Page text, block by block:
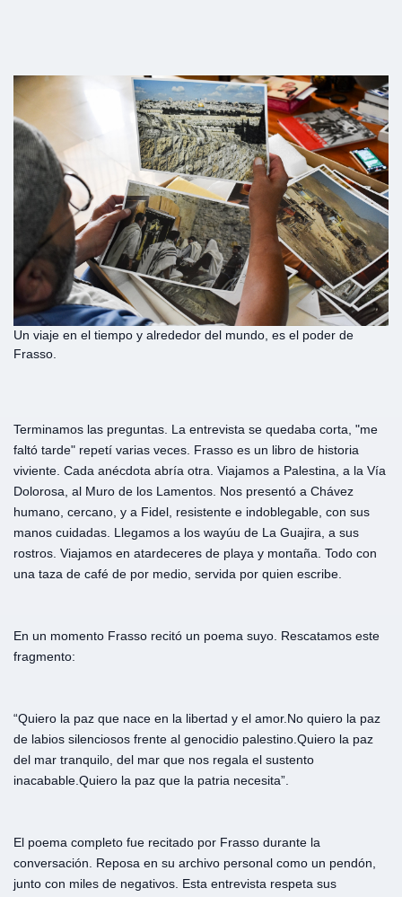
Un viaje en el tiempo y alrededor del mundo, es el poder de
Frasso.
Terminamos las preguntas. La entrevista se quedaba corta, "me
faltó tarde" repetí varias veces. Frasso es un libro de historia
viviente. Cada anécdota abría otra. Viajamos a Palestina, a la Vía
Dolorosa, al Muro de los Lamentos. Nos presentó a Chávez
humano, cercano, y a Fidel, resistente e indoblegable, con sus
manos cuidadas. Llegamos a los wayúu de La Guajira, a sus
rostros. Viajamos en atardeceres de playa y montaña. Todo con
una taza de café de por medio, servida por quien escribe.
En un momento Frasso recitó un poema suyo. Rescatamos este
fragmento:
“Quiero la paz que nace en la libertad y el amor. No quiero la paz
de labios silenciosos frente al genocidio palestino. Quiero la paz
del mar tranquilo, del mar que nos regala el sustento
inacabable. Quiero la paz que la patria necesita”.
El poema completo fue recitado por Frasso durante la
conversación. Reposa en su archivo personal como un pendón,
junto con miles de negativos. Esta entrevista respeta sus